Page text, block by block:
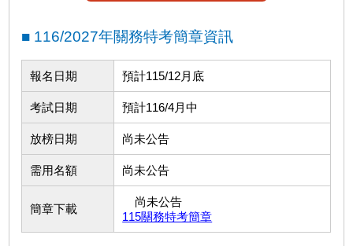
■ 116/2027年關務特考簡章資訊
報名日期 預計115/12月底
考試日期 預計116/4月中
放榜日期 尚未公告
需用名額 尚未公告
簡章下載
尚未公告
115關務特考簡章